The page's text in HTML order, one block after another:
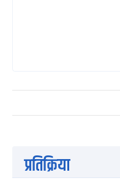
प्रतिक्रिया